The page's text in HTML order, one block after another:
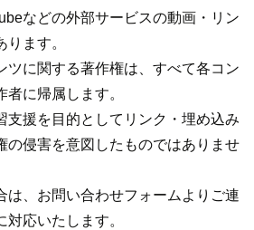
などの外部サービスの動画・リン
ます。
ツに関する著作権は、すべて各コン
に帰属します。
支援を目的としてリンク・埋め込み
の侵害を意図したものではありませ
は、お問い合わせフォームよりご連
応いたします。